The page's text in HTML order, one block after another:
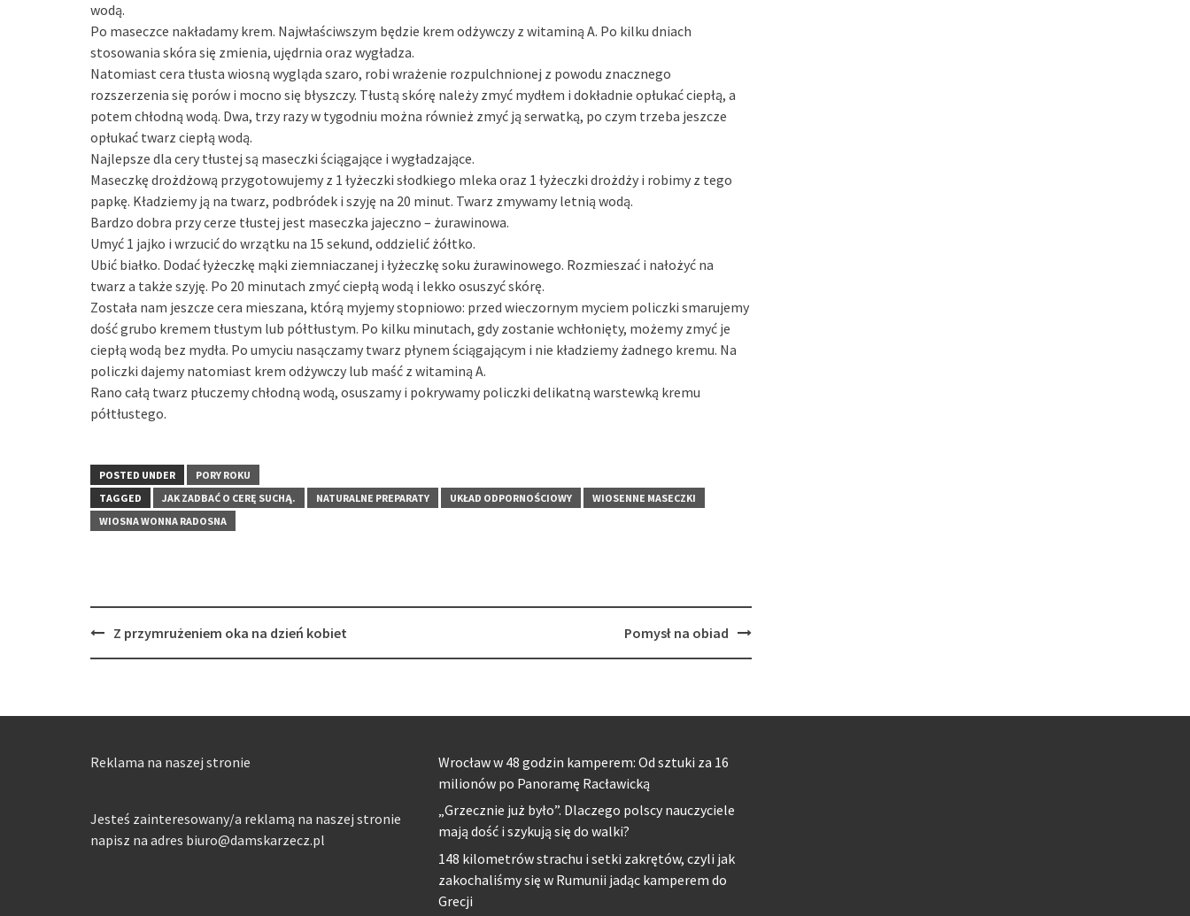
wodą.
Po maseczce nakładamy krem. Najwłaściwszym będzie krem odżywczy z witaminą A. Po kilku dniach
stosowania skóra się zmienia, ujędrnia oraz wygładza.
Natomiast cera tłusta wiosną wygląda szaro, robi wrażenie rozpulchnionej z powodu znacznego
rozszerzenia się porów i mocno się błyszczy. Tłustą skórę należy zmyć mydłem i dokładnie opłukać ciepłą, a
potem chłodną wodą. Dwa, trzy razy w tygodniu można również zmyć ją serwatką, po czym trzeba jeszcze
opłukać twarz ciepłą wodą.
Najlepsze dla cery tłustej są maseczki ściągające i wygładzające.
Maseczkę drożdżową przygotowujemy z 1 łyżeczki słodkiego mleka oraz 1 łyżeczki drożdży i robimy z tego
papkę. Kładziemy ją na twarz, podbródek i szyję na 20 minut. Twarz zmywamy letnią wodą.
Bardzo dobra przy cerze tłustej jest maseczka jajeczno – żurawinowa.
Umyć 1 jajko i wrzucić do wrzątku na 15 sekund, oddzielić żółtko.
Ubić białko. Dodać łyżeczkę mąki ziemniaczanej i łyżeczkę soku żurawinowego. Rozmieszać i nałożyć na
twarz a także szyję. Po 20 minutach zmyć ciepłą wodą i lekko osuszyć skórę.
Została nam jeszcze cera mieszana, którą myjemy stopniowo: przed wieczornym myciem policzki smarujemy
dość grubo kremem tłustym lub półtłustym. Po kilku minutach, gdy zostanie wchłonięty, możemy zmyć je
ciepłą wodą bez mydła. Po umyciu nasączamy twarz płynem ściągającym i nie kładziemy żadnego kremu. Na
policzki dajemy natomiast krem odżywczy lub maść z witaminą A.
Rano całą twarz płuczemy chłodną wodą, osuszamy i pokrywamy policzki delikatną warstewką kremu
półtłustego.
POSTED UNDER
PORY ROKU
TAGGED
JAK ZADBAĆ O CERĘ SUCHĄ. NATURALNE PREPARATY UKŁAD ODPORNOŚCIOWY
WIOSENNE MASECZKI
WIOSNA WONNA RADOSNA
PostZ przymrużeniem oka na dzień kobiet Pomysł na obiad
Reklama na naszej stronie
Jesteś zainteresowany/a reklamą na naszej stronie
napisz na adres biuro@damskarzecz.pl
Wrocław w 48 godzin kamperem: Od sztuki za 16
milionów po Panoramę Racławicką
„Grzecznie już było”. Dlaczego polscy nauczyciele
mają dość i szykują się do walki?
148 kilometrów strachu i setki zakrętów, czyli jak
zakochaliśmy się w Rumunii jadąc kamperem do
Grecji